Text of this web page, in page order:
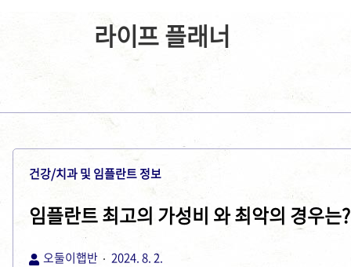
라이프 플래너
건강/치과 및 임플란트 정보
임플란트 최고의 가성비 와 최악의 경우는?
오둘이햅반 2024. 8. 2.